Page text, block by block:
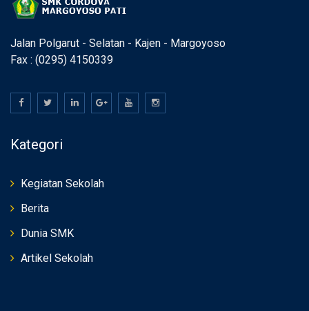
Jalan Polgarut - Selatan - Kajen - Margoyoso
Fax : (0295) 4150339
Kategori
Kegiatan Sekolah
Berita
Dunia SMK
Artikel Sekolah